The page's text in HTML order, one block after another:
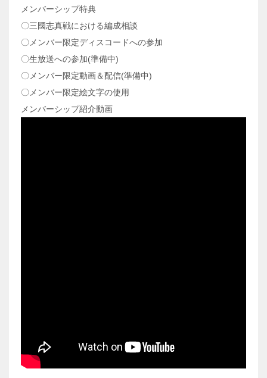
メンバーシップ特典
〇三國志真戦における編成相談
〇メンバー限定ディスコードへの参加
〇生放送への参加(準備中)
〇メンバー限定動画＆配信(準備中)
〇メンバー限定絵文字の使用
メンバーシップ紹介動画